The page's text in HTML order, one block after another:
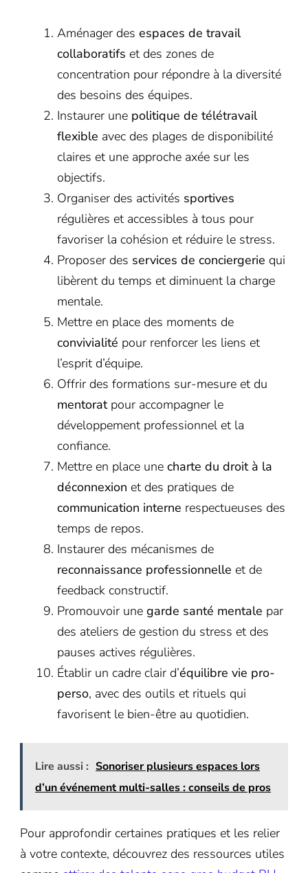
Aménager des espaces de travail
collaboratifs et des zones de
concentration pour répondre à la diversité
des besoins des équipes.
Instaurer une politique de télétravail
flexible avec des plages de disponibilité
claires et une approche axée sur les
objectifs.
Organiser des activités sportives
régulières et accessibles à tous pour
favoriser la cohésion et réduire le stress.
Proposer des services de conciergerie qui
libèrent du temps et diminuent la charge
mentale.
Mettre en place des moments de
convivialité pour renforcer les liens et
l’esprit d’équipe.
Offrir des formations sur-mesure et du
mentoratpour accompagner le
développement professionnel et la
confiance.
Mettre en place une charte du droit à la
déconnexion et des pratiques de
communication interne respectueuses des
temps de repos.
Instaurer des mécanismes de
reconnaissance professionnelle et de
feedback constructif.
Promouvoir une garde santé mentale par
des ateliers de gestion du stress et des
pauses actives régulières.
Établir un cadre clair d’équilibre vie pro-
perso, avec des outils et rituels qui
favorisent le bien-être au quotidien.
Lire aussi : Sonoriser plusieurs espaces lors
d’un événement multi-salles : conseils de pros
Pour approfondir certaines pratiques et les relier
à votre contexte, découvrez des ressources utiles